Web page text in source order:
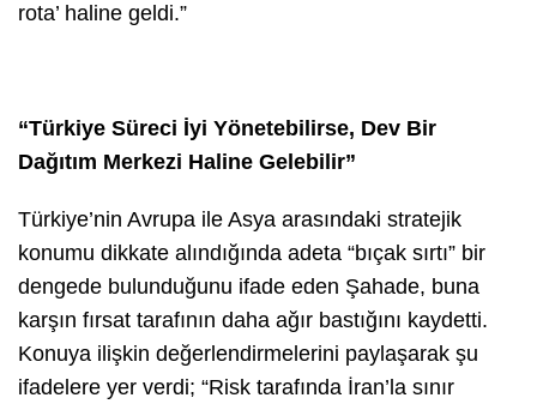
rota’ haline geldi.”
“Türkiye Süreci İyi Yönetebilirse, Dev Bir
Dağıtım Merkezi Haline Gelebilir”
Türkiye’nin Avrupa ile Asya arasındaki stratejik
konumu dikkate alındığında adeta “bıçak sırtı” bir
dengede bulunduğunu ifade eden Şahade, buna
karşın fırsat tarafının daha ağır bastığını kaydetti.
Konuya ilişkin değerlendirmelerini paylaşarak şu
ifadelere yer verdi; “Risk tarafında İran’la sınır